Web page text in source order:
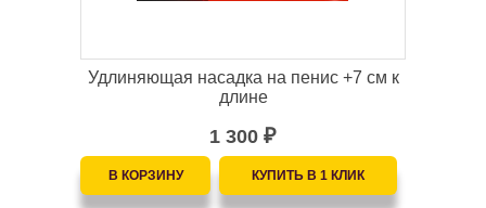
Удлиняющая насадка на пенис +7 см к
длине
1 300 ₽